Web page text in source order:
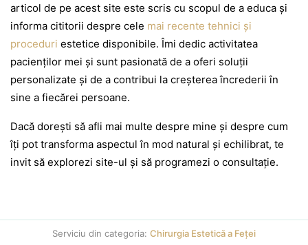
articol de pe acest site este scris cu scopul de a educa și
informa cititorii despre cele mai recente tehnici și
proceduri estetice disponibile. Îmi dedic activitatea
pacienților mei și sunt pasionată de a oferi soluții
personalizate și de a contribui la creșterea încrederii în
sine a fiecărei persoane.
Dacă dorești să afli mai multe despre mine și despre cum
îți pot transforma aspectul în mod natural și echilibrat, te
invit să explorezi site-ul și să programezi o consultație.
Serviciu din categoria: Chirurgia Estetică a Feței